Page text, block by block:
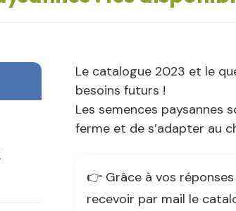
Le catalogue 2023 et le
besoins futurs !
Les semences paysannes
ferme et de s’adapter au
👉 Grâce à vos
recevoir par mail le